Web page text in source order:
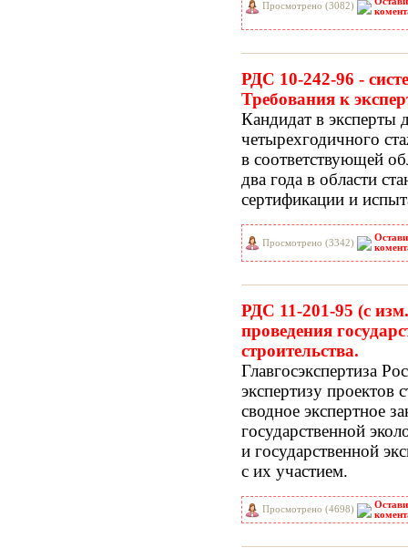
Просмотрено (3082)
РДС 10-242-96 -
Требования к
Кандидат в эксперты
четырехгодичного
в соответствующей
два года в области
сертификации и
Просмотрено (3342)
РДС 11-201-95 (с
проведения
строительства.
Главгосэкспертиза
экспертизу проектов
сводное экспертное
государственной
и государственной
с их участием.
Просмотрено (4698)